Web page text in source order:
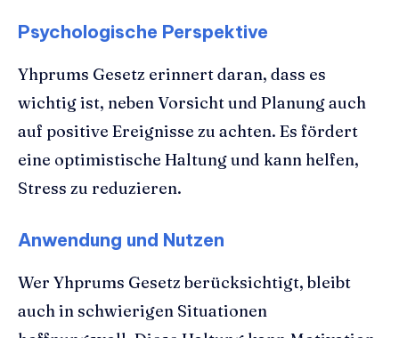
Psychologische Perspektive
Yhprums Gesetz erinnert daran, dass es
wichtig ist, neben Vorsicht und Planung auch
auf positive Ereignisse zu achten. Es fördert
eine optimistische Haltung und kann helfen,
Stress zu reduzieren.
Anwendung und Nutzen
Wer Yhprums Gesetz berücksichtigt, bleibt
auch in schwierigen Situationen